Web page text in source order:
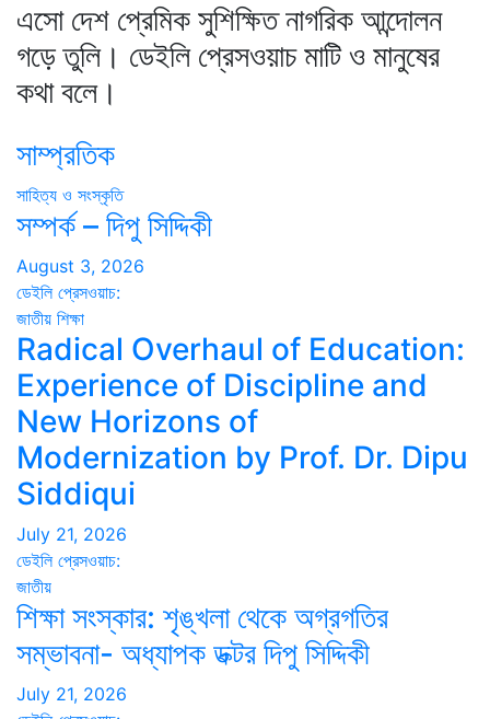
এসো দেশ প্রেমিক সুশিক্ষিত নাগরিক আন্দোলন
গড়ে তুলি। ডেইলি প্রেসওয়াচ মাটি ও মানুষের
কথা বলে।
সাম্প্রতিক
সাহিত্য ও সংস্কৃতি
সম্পর্ক – দিপু সিদ্দিকী
August 3, 2026
ডেইলি প্রেসওয়াচ:
জাতীয় শিক্ষা
Radical Overhaul of Education:
Experience of Discipline and
New Horizons of
Modernization by Prof. Dr. Dipu
Siddiqui
July 21, 2026
ডেইলি প্রেসওয়াচ:
জাতীয়
শিক্ষা সংস্কার: শৃঙ্খলা থেকে অগ্রগতির
সম্ভাবনা- অধ্যাপক ডক্টর দিপু সিদ্দিকী
July 21, 2026